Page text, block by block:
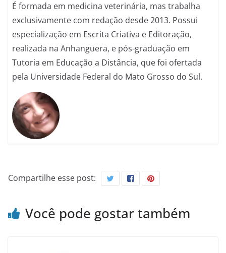
É formada em medicina veterinária, mas trabalha
exclusivamente com redação desde 2013. Possui
especialização em Escrita Criativa e Editoração,
realizada na Anhanguera, e pós-graduação em
Tutoria em Educação a Distância, que foi ofertada
pela Universidade Federal do Mato Grosso do Sul.
Compartilhe esse post:
Você pode gostar também